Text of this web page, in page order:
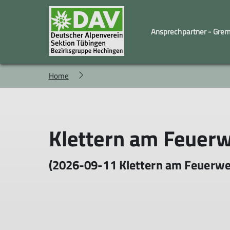
Ansprechpartner -
Geschäftstelle und Vorstand
Familiengruppe Wandergruppe
Kindergruppe
Home
Klettern am
(2026-09-11 Klettern am